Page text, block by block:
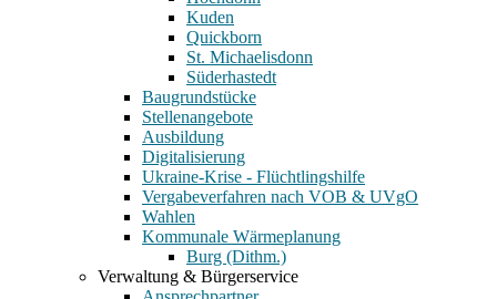
Kuden
Quickborn
St. Michaelisdonn
Süderhastedt
Baugrundstücke
Stellenangebote
Ausbildung
Digitalisierung
Ukraine-Krise - Flüchtlingshilfe
Vergabeverfahren nach VOB & UVgO
Wahlen
Kommunale Wärmeplanung
Burg (Dithm.)
Verwaltung & Bürgerservice